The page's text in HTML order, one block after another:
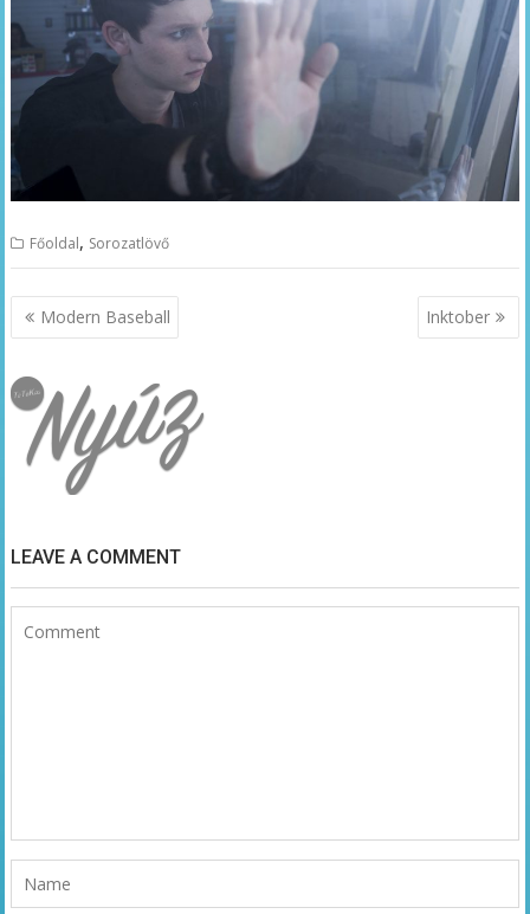
Főoldal, Sorozatlövő
Bejegyzés
navigáció
Modern Baseball Inktober
LEAVE A COMMENT